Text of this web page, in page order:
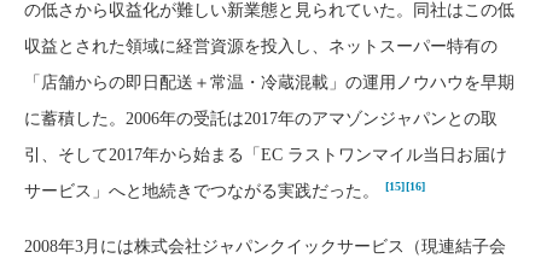
の低さから収益化が難しい新業態と見られていた。同社はこの低
収益とされた領域に経営資源を投入し、ネットスーパー特有の
「店舗からの即日配送＋常温・冷蔵混載」の運用ノウハウを早期
に蓄積した。2006年の受託は2017年のアマゾンジャパンとの取
引、そして2017年から始まる「EC ラストワンマイル当日お届け
サービス」へと地続きでつながる実践だった。
[15][16]
2008年3月には株式会社ジャパンクイックサービス（現連結子会